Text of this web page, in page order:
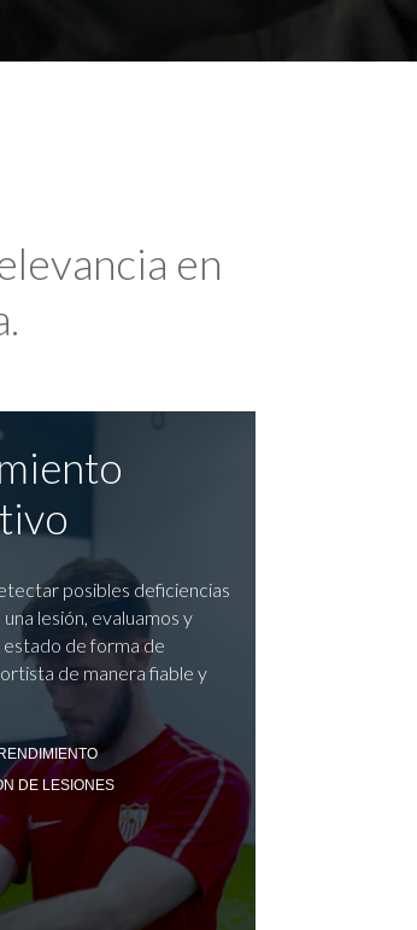
en
posibles deficiencias
lesión, evaluamos y
de forma de
de manera fiable y
DE LESIONES